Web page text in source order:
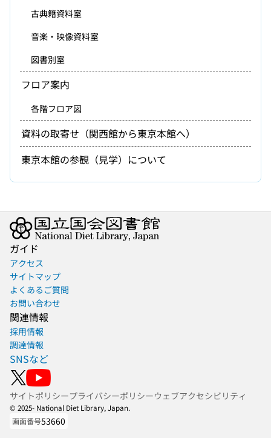
古典籍資料室
音楽・映像資料室
図書別室
フロア案内
各階フロア図
資料の取寄せ（関西館から東京本館へ）
東京本館の参観（見学）について
ガイド
アクセス
サイトマップ
よくあるご質問
お問い合わせ
関連情報
採用情報
調達情報
SNSなど
サイトポリシープライバシーポリシーウェブアクセシビリティ
© 2025- National Diet Library, Japan.
画面番号53660